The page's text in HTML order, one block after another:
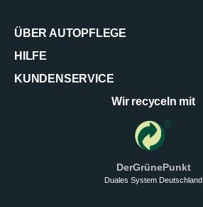
ÜBER AUTOPFLEGE
HILFE
KUNDENSERVICE
Wir recyceln mit
DerGrünePunkt
Duales System Deutschland